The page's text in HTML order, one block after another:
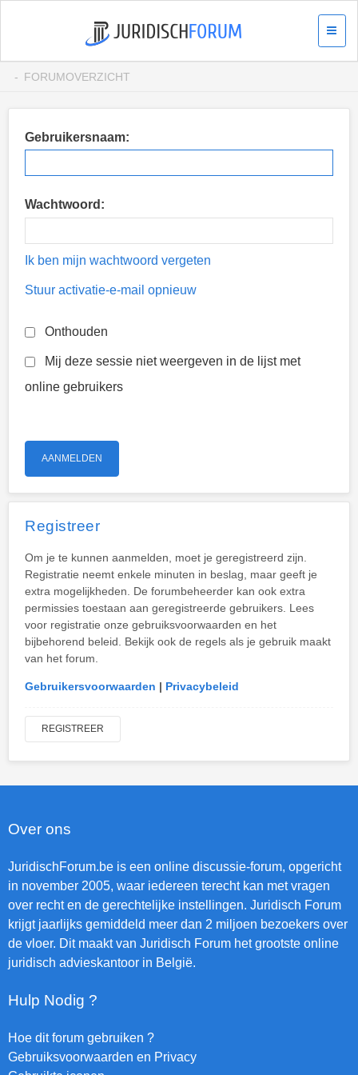
FORUMOVERZICHT
Gebruikersnaam:
Wachtwoord:
Ik ben mijn wachtwoord vergeten
Stuur activatie-e-mail opnieuw
Onthouden
Mij deze sessie niet weergeven in de lijst met
online gebruikers
Registreer
Om je te kunnen aanmelden, moet je geregistreerd zijn.
Registratie neemt enkele minuten in beslag, maar geeft je
extra mogelijkheden. De forumbeheerder kan ook extra
permissies toestaan aan geregistreerde gebruikers. Lees
voor registratie onze gebruiksvoorwaarden en het
bijbehorend beleid. Bekijk ook de regels als je gebruik maakt
van het forum.
Gebruikersvoorwaarden | Privacybeleid
REGISTREER
Over ons
JuridischForum.be is een online discussie-forum, opgericht
in november 2005, waar iedereen terecht kan met vragen
over recht en de gerechtelijke instellingen. Juridisch Forum
krijgt jaarlijks gemiddeld meer dan 2 miljoen bezoekers over
de vloer. Dit maakt van Juridisch Forum het grootste online
juridisch advieskantoor in België.
Hulp Nodig ?
Hoe dit forum gebruiken ?
Gebruiksvoorwaarden en Privacy